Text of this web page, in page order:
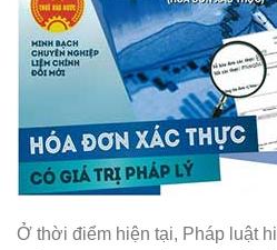
Ở thời điểm hiện tại, Pháp luật